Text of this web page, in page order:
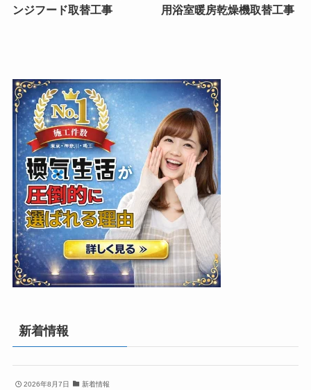
ンジフード取替工事
用浴室暖房乾燥機取替工事
新着情報
2026年8月7日 新着情報